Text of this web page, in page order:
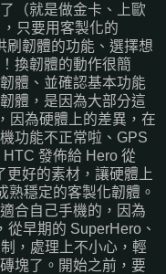
（就是做金卡、上歐
只要用客製化的
刷韌體的功能、選擇想
換韌體的動作很簡
體、並確認基本功能
體，是因為大部分這
因為硬體上的差異，在
功能不正常啦、GPS
發佈給 Hero 從
更好的素材，讓硬體上
熟穩定的客製化韌體。
合自己手機的，因為
從早期的 SuperHero、
，處理上不小心，輕
塊了。開始之前，要